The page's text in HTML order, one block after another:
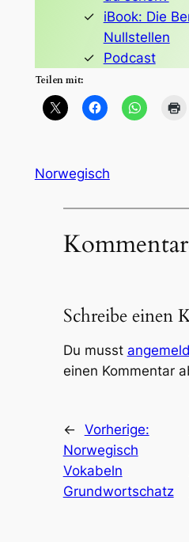
iBook: Die
Nullstellen
Podcast
Teilen mit:
Norwegisch
Schreibe einen
Du musst
einen Kommentar
← Vorherige:
Norwegisch
Vokabeln
Grundwortschatz